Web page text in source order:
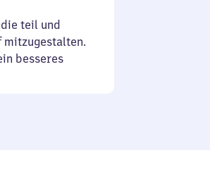
teil und
mitzugestalten.
besseres